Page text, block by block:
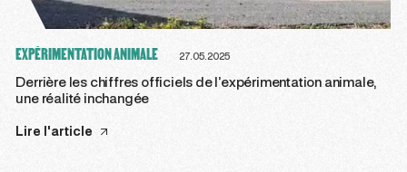
EXPÉRIMENTATION ANIMALE 27.05.2025
Derrière les chiffres officiels de l’expérimentation animale,
une réalité inchangée
Lire l'article